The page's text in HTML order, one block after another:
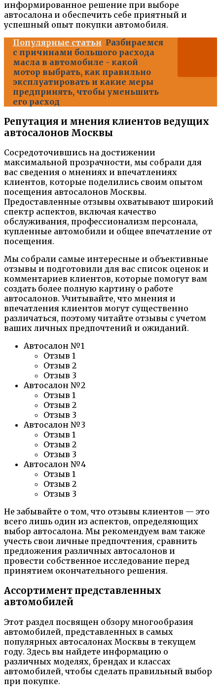
информированное решение при выборе
автосалона и обеспечить себе приятный и
успешный опыт покупки автомобиля.
Популярные статьи Разбираемся
с причинами большого расхода
масла в автомобиле - какой
мотор выбрать, как правильно
эксплуатировать и какие меры
предпринять, чтобы уменьшить
его расход
Репутация и мнения клиентов ведущих
автосалонов Москвы
Сосредоточившись на достижении
максимальной прозрачности, мы собрали для
вас сведения о мнениях и впечатлениях
клиентов, которые поделились своим опытом
посещения автосалонов Москвы.
Предоставленные отзывы охватывают широкий
спектр аспектов, включая качество
обслуживания, профессионализм персонала,
купленные автомобили и общее впечатление от
посещения.
Мы собрали самые интересные и объективные
отзывы и подготовили для вас список оценок и
комментариев клиентов, которые помогут вам
создать более полную картину о работе
автосалонов. Учитывайте, что мнения и
впечатления клиентов могут существенно
различаться, поэтому читайте отзывы с учетом
ваших личных предпочтений и ожиданий.
Автосалон №1
Отзыв 1
Отзыв 2
Отзыв 3
Автосалон №2
Отзыв 1
Отзыв 2
Отзыв 3
Автосалон №3
Отзыв 1
Отзыв 2
Отзыв 3
Автосалон №4
Отзыв 1
Отзыв 2
Отзыв 3
Не забывайте о том, что отзывы клиентов — это
всего лишь один из аспектов, определяющих
выбор автосалона. Мы рекомендуем вам также
учесть свои личные предпочтения, сравнить
предложения различных автосалонов и
провести собственное исследование перед
принятием окончательного решения.
Ассортимент представленных
автомобилей
Этот раздел посвящен обзору многообразия
автомобилей, представленных в самых
популярных автосалонах Москвы в текущем
году. Здесь вы найдете информацию о
различных моделях, брендах и классах
автомобилей, чтобы сделать правильный выбор
при покупке.